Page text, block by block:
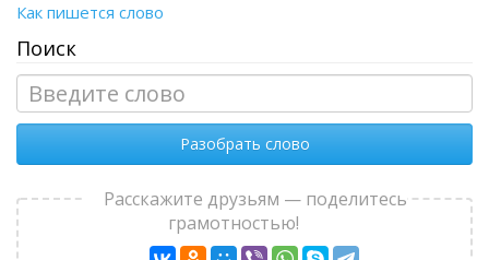
Как пишется слово
Поиск
Разобрать слово
Расскажите друзьям — поделитесь
грамотностью!